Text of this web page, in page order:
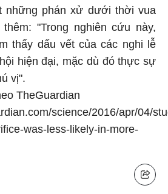
những phán xử dưới thời vua
"Trong nghiên cứu này,
thấy dấu vết của các nghi lễ
hiện đại, mặc dù đó thực sự
vị".
TheGuardian
science/2016/apr/04/
was-less-likely-in-more-